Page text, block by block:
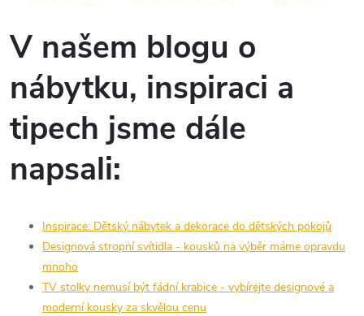
V našem blogu o
nábytku, inspiraci a
tipech jsme dále
napsali:
Inspirace: Dětský nábytek a dekorace do dětských pokojů
Designová stropní svítidla - kousků na výběr máme opravdu
mnoho
TV stolky nemusí být fádní krabice - vybírejte designové a
moderní kousky za skvělou cenu